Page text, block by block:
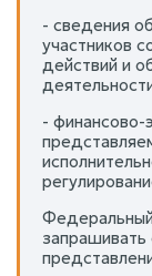
- сведения
участников
действий и
- финансово-
запрашивать